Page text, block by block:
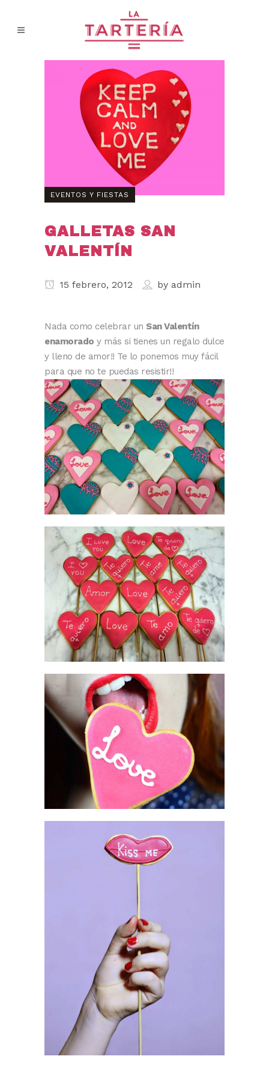
EVENTOS Y FIESTAS
GALLETAS SAN
VALENTÍN
15 febrero, 2012 by admin
Nada como celebrar un San Valentín
enamorado y más si tienes un regalo dulce
y lleno de amor!! Te lo ponemos muy fácil
para que no te puedas resistir!!